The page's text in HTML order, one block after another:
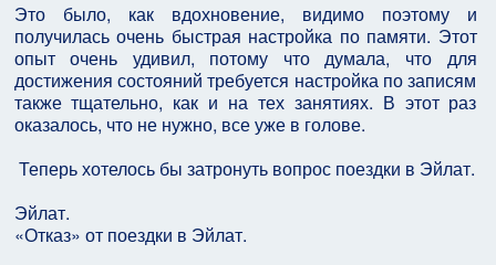
Это было, как вдохновение, видимо поэтому и
получилась очень быстрая настройка по памяти. Этот
опыт очень удивил, потому что думала, что для
достижения состояний требуется настройка по записям
также тщательно, как и на тех занятиях. В этот раз
оказалось, что не нужно, все уже в голове.
Теперь хотелось бы затронуть вопрос поездки в Эйлат.
Эйлат.
«Отказ» от поездки в Эйлат.